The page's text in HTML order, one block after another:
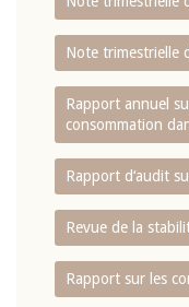
Note trimestrielle
Rapport annuel
consommation
Rapport d‘audit
Revue de la
Rapport sur les